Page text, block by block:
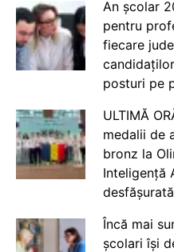
An școlar
pentru
fiecare
posturi pe
ULTIMĂ
medalii de
bronz la
Inteligență
Încă mai
școlari își